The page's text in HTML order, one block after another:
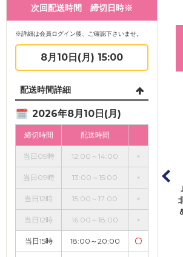
次回配送時間 締切日時※
※詳細は会員ログイン後、ご確認下さいませ。
8月10日(月) 15:00
配送時間詳細
2026年8月10日(月)
締切時間 配送時間
当日09時 12:00～14:00 ×
当日09時 13:00～15:00 ×
当日12時 15:00～17:00 ×
当日12時 16:00～18:00 ×
当日15時 18:00～20:00 〇
社 食食食！北海
ＴＪ ＭＯＯＫ
ＪＴＢパブリッシング
北海道のおいしい道の駅
＆ＳＡ・ＰＡ２...